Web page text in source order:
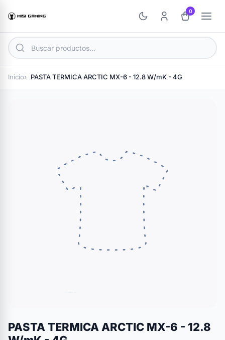
0
Inicio PASTA TERMICA ARCTIC MX-6 - 12.8 W/mK - 4G
PASTA TERMICA ARCTIC MX-6 - 12.8